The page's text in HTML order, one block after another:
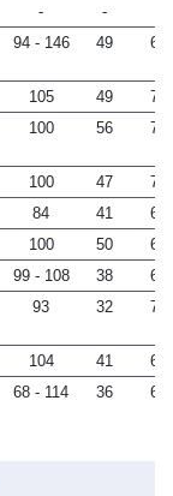
- -
94 - 146 49 68
105 49
76
100 56 75
100 47
71
84 41
69
100 50
68
99 - 108 38
67
93 32 70
104 41
68
68 - 114 36 68